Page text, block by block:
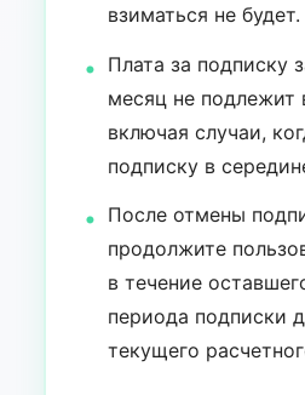
взиматься не будет.
Плата за подписку
месяц не подлежит
включая случаи,
подписку в
После отмены
продолжите
в течение
периода подписки
текущего